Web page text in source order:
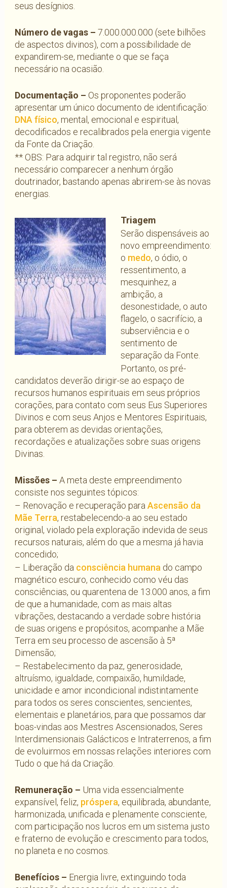
seus desígnios.
Número de vagas – 7.000.000.000 (sete bilhões
de aspectos divinos), com a possibilidade de
expandirem-se, mediante o que se faça
necessário na ocasião.
Documentação – Os proponentes poderão
apresentar um único documento de identificação:
DNA físico, mental, emocional e espiritual,
decodificados e recalibrados pela energia vigente
da Fonte da Criação.
** OBS: Para adquirir tal registro, não será
necessário comparecer a nenhum órgão
doutrinador, bastando apenas abrirem-se às novas
energias.
Triagem
Serão dispensáveis ao
novo empreendimento:
o medo, o ódio, o
ressentimento, a
mesquinhez, a
ambição, a
desonestidade, o auto
flagelo, o sacrifício, a
subserviência e o
sentimento de
separação da Fonte.
Portanto, os pré-
candidatos deverão dirigir-se ao espaço de
recursos humanos espirituais em seus próprios
corações, para contato com seus Eus Superiores
Divinos e com seus Anjos e Mentores Espirituais,
para obterem as devidas orientações,
recordações e atualizações sobre suas origens
Divinas.
Missões – A meta deste empreendimento
consiste nos seguintes tópicos:
– Renovação e recuperação para Ascensão da
Mãe Terra, restabelecendo-a ao seu estado
original, violado pela exploração indevida de seus
recursos naturais, além do que a mesma já havia
concedido;
– Liberação da consciência humana do campo
magnético escuro, conhecido como véu das
consciências, ou quarentena de 13.000 anos, a fim
de que a humanidade, com as mais altas
vibrações, destacando a verdade sobre história
de suas origens e propósitos, acompanhe a Mãe
Terra em seu processo de ascensão à 5ª
Dimensão;
– Restabelecimento da paz, generosidade,
altruísmo, igualdade, compaixão, humildade,
unicidade e amor incondicional indistintamente
para todos os seres conscientes, sencientes,
elementais e planetários, para que possamos dar
boas-vindas aos Mestres Ascensionados, Seres
Interdimensionais Galácticos e Intraterrenos, a fim
de evoluirmos em nossas relações interiores com
Tudo o que há da Criação.
Remuneração – Uma vida essencialmente
expansível, feliz, próspera, equilibrada, abundante,
harmonizada, unificada e plenamente consciente,
com participação nos lucros em um sistema justo
e fraterno de evolução e crescimento para todos,
no planeta e no cosmos.
Benefícios – Energia livre, extinguindo toda